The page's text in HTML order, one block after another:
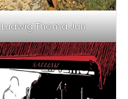
Ludwig Thoma Jun